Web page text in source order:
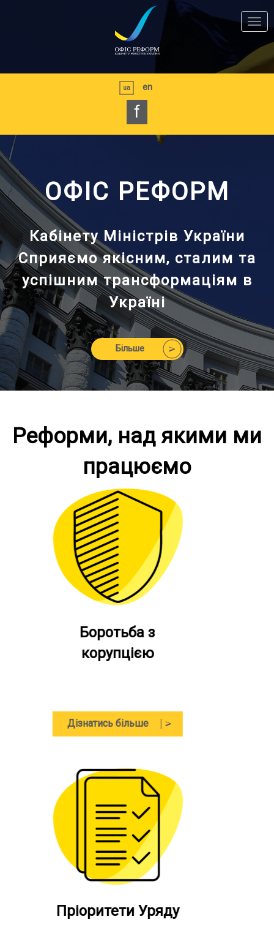
ua en
f
ОФІС РЕФОРМ
Кабінету Міністрів України
Сприяємо якісним, сталим та
успішним трансформаціям в
Україні
Більше
Реформи, над якими ми
працюємо
Освіта та наука
Дізнатись більше
Ветеранська